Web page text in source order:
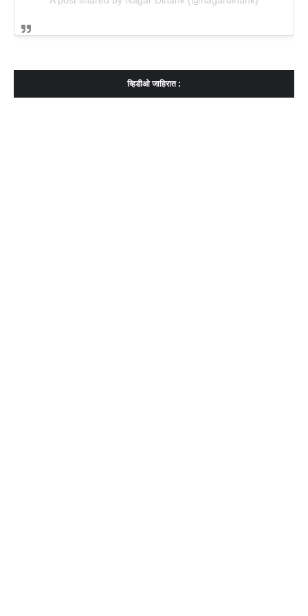
व्हिडीओ जाहिरात :